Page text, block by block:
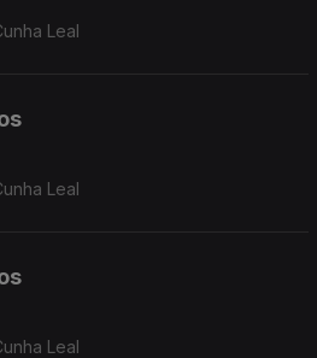
Leal
Leal
Leal